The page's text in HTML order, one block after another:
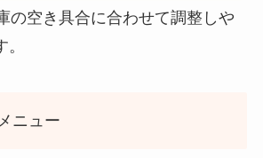
の空き具合に合わせて調整しや
ニュー